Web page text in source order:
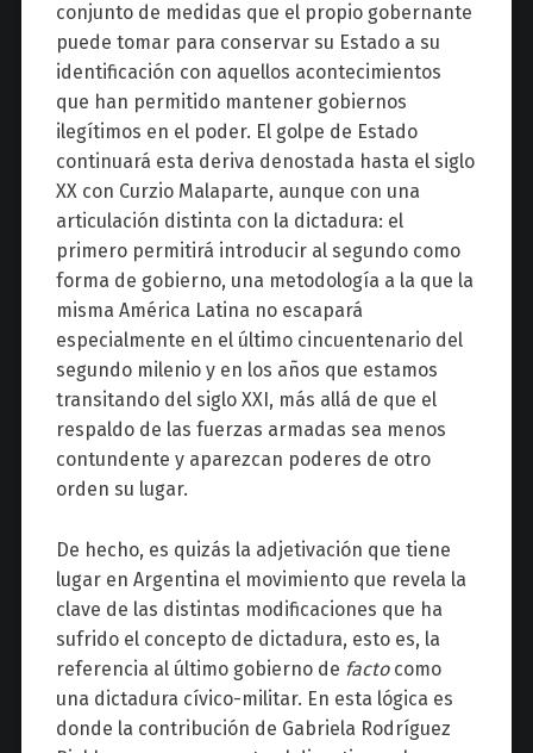
conjunto de medidas que el propio gobernante
puede tomar para conservar su Estado a su
identificación con aquellos acontecimientos
que han permitido mantener gobiernos
ilegítimos en el poder. El golpe de Estado
continuará esta deriva denostada hasta el siglo
XX con Curzio Malaparte, aunque con una
articulación distinta con la dictadura: el
primero permitirá introducir al segundo como
forma de gobierno, una metodología a la que la
misma América Latina no escapará
especialmente en el último cincuentenario del
segundo milenio y en los años que estamos
transitando del siglo XXI, más allá de que el
respaldo de las fuerzas armadas sea menos
contundente y aparezcan poderes de otro
orden su lugar.
De hecho, es quizás la adjetivación que tiene
lugar en Argentina el movimiento que revela la
clave de las distintas modificaciones que ha
sufrido el concepto de dictadura, esto es, la
referencia al último gobierno de factocomo
una dictadura cívico-militar. En esta lógica es
donde la contribución de Gabriela Rodríguez